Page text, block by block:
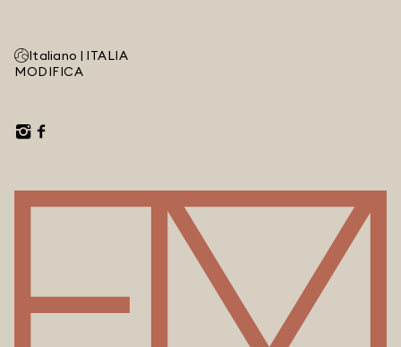
Italiano | ITALIA
MODIFICA